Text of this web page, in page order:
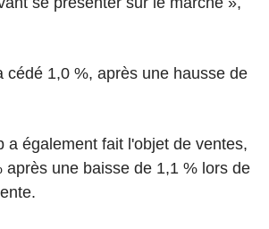
cédé 1,0 %, après une hausse de
a également fait l'objet de ventes,
après une baisse de 1,1 % lors de